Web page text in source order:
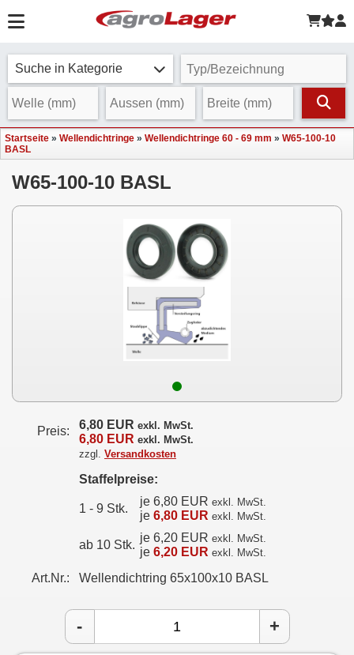
Suche in Kategorie
Startseite » Wellendichtringe » Wellendichtringe 60 - 69 mm » W65-100-10
BASL
W65-100-10 BASL
Preis: 6,80 EUR exkl. MwSt.
6,80 EUR exkl. MwSt.
zzgl. Versandkosten
Staffelpreise:
1 - 9 Stk.
je 6,80 EUR exkl. MwSt.
je 6,80 EUR exkl. MwSt.
ab 10 Stk.
je 6,20 EUR exkl. MwSt.
je 6,20 EUR exkl. MwSt.
Art.Nr.: Wellendichtring 65x100x10 BASL
- +